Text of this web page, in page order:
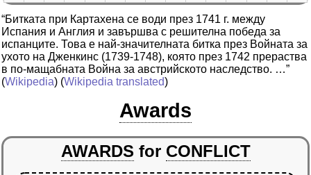
“Битката при Картахена се води през 1741 г. между
Испания и Англия и завършва с решителна победа за
испанците. Това е най-значителната битка през Войната за
ухото на Дженкинс (1739-1748), която през 1742 прераства
в по-мащабната Война за австрийското наследство. …”
(Wikipedia) (Wikipedia translated)
Awards
AWARDS for CONFLICT